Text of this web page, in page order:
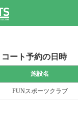
ート予約の日時
施設名
FUNスポーツクラブ